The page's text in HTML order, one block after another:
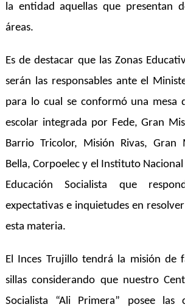
la entidad aquellas que presentan
áreas.
Es de destacar que las Zonas
serán las responsables ante el
para lo cual se conformó una mesa
escolar integrada por Fede, Gran
Barrio Tricolor, Misión Rivas, Gran
Bella, Corpoelec y el Instituto
Educación Socialista que
expectativas e inquietudes en
esta materia.
El Inces Trujillo tendrá la misión de
sillas considerando que nuestro
Socialista “Ali Primera” posee las